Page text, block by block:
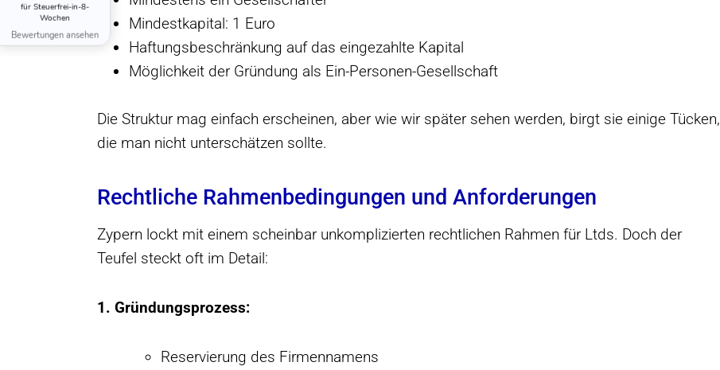
Mindestkapital: 1 Euro
Haftungsbeschränkung auf das eingezahlte Kapital
Möglichkeit der Gründung als Ein-Personen-Gesellschaft
Die Struktur mag einfach erscheinen, aber wie wir später sehen werden, birgt sie einige Tücken,
die man nicht unterschätzen sollte.
Rechtliche Rahmenbedingungen und Anforderungen
Zypern lockt mit einem scheinbar unkomplizierten rechtlichen Rahmen für Ltds. Doch der
Teufel steckt oft im Detail:
1. Gründungsprozess:
Reservierung des Firmennamens
für Steuerfrei-in-8-
Wochen
Bewertungen ansehen